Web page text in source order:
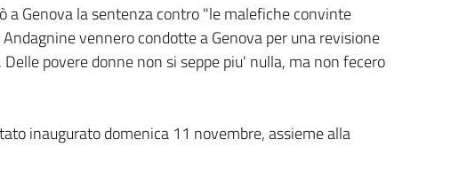
a Genova la sentenza contro "le malefiche convinte
vennero condotte a Genova per una revisione
povere donne non si seppe piu' nulla, ma non fecero
inaugurato domenica 11 novembre, assieme alla